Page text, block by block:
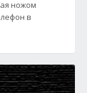
ножом
в